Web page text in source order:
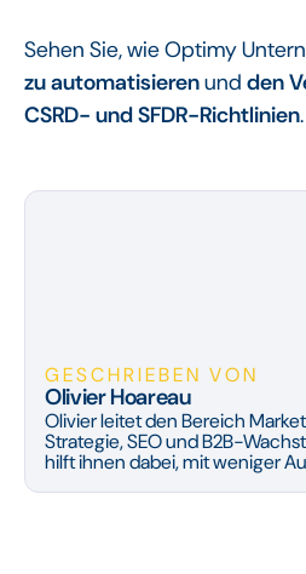
Sehen Sie, wie Optimy
zu automatisierenund den
CSRD- und SFDR-Richtlinien.
GESCHRIEBEN VON
Olivier Hoareau
Olivier leitet den Bereich
Strategie, SEO und B2B-
hilft ihnen dabei, mit weniger